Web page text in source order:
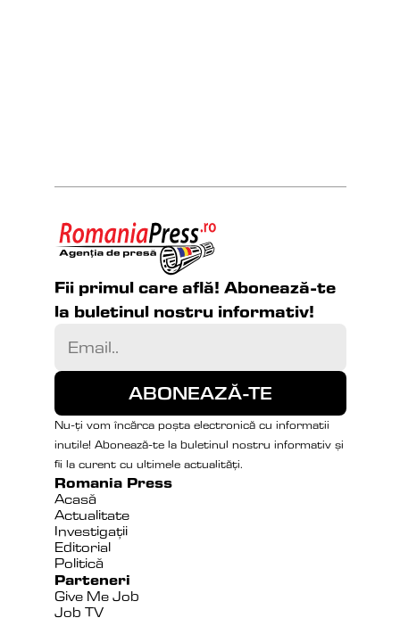
Fii primul care află! Abonează-te
la buletinul nostru informativ!
Nu-ți vom încărca poșta electronică cu informatii
inutile! Abonează-te la buletinul nostru informativ și
fii la curent cu ultimele actualități.
Romania Press
Acasă
Actualitate
Investigații
Editorial
Politică
Parteneri
Give Me Job
Job TV